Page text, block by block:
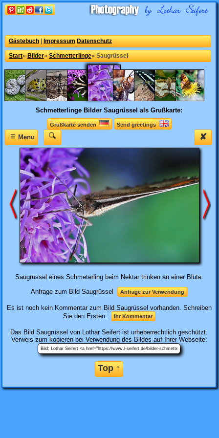
Gästebuch Impressum Datenschutz
Start» Bilder» Schmetterlinge» Saugrüssel
Schmetterlinge BilderSaugrüssel als Grußkarte:
Grußkarte senden Send greetings
✘
≡Menu
Saugrüssel eines Schmeterling beim Nektar trinken an einer Blüte.
Anfrage zum Bild Saugrüssel
Anfrage zur Verwendung
Es ist noch kein Kommentar zum Bild Saugrüssel vorhanden. Schreiben
Sie den Ersten:
Ihr Kommentar
Das BildSaugrüssel von Lothar Seifert ist urheberrechtlich geschützt.
Verweis zum kopieren bei Verwendung des Bildes auf Ihrer Webseite:
Top ↑